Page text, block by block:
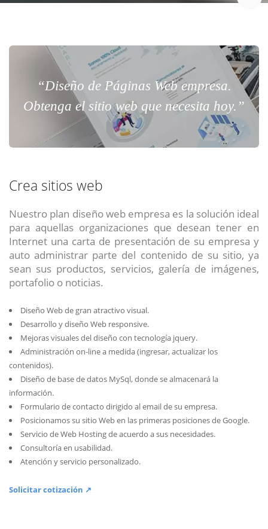
“Diseño de Páginas Web empresa.
Obtenga el sitio web que necesita hoy.”
Crea sitios web
Nuestro plan diseño web empresa es la solución ideal
para aquellas organizaciones que desean tener en
Internet una carta de presentación de su empresa y
auto administrar parte del contenido de su sitio, ya
sean sus productos, servicios, galería de imágenes,
portafolio o noticias.
Diseño Web de gran atractivo visual.
Desarrollo y diseño Web responsive.
Mejoras visuales del diseño con tecnología jquery.
Administración on-line a medida (ingresar, actualizar los
contenidos).
Diseño de base de datos MySql, donde se almacenará la
información.
Formulario de contacto dirigido al email de su empresa.
Posicionamos su sitio Web en las primeras posiciones de Google.
Servicio de Web Hosting de acuerdo a sus necesidades.
Consultoría en usabilidad.
Atención y servicio personalizado.
Solicitar cotización ↗